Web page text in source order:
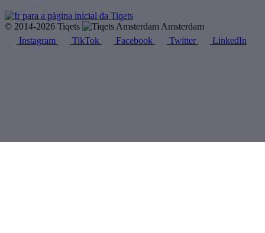
© 2014-2026 Tiqets
Amsterdam
Instagram
TikTok Facebook Twitter LinkedIn